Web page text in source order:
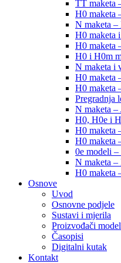
TT maketa
H0 maketa
N maketa –
H0 maketa
H0 maketa
H0 i H0m
N maketa i
H0 maketa
H0 maketa
Pregradnja
N maketa
H0, H0e i
H0 maketa
H0 maketa
0e modeli
N maketa
H0 maketa
Osnove
Uvod
Osnovne podjele
Sustavi i mjerila
Proizvođači
Časopisi
Digitalni kutak
Kontakt